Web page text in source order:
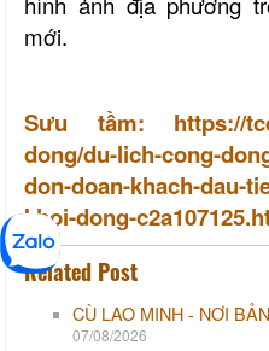
mới.
Sưu tầm: https://
dong/du-lich-cong-
don-doan-khach-dau-
khoi-dong-
Related Post
CÙ LAO MINH - NƠI
07/08/2026